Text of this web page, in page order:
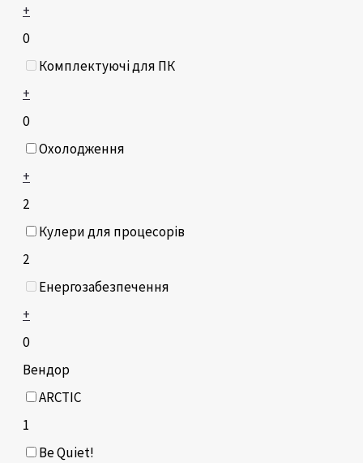
+
0
Комплектуючі для ПК
+
0
Охолодження
+
2
Кулери для процесорів
2
Енергозабезпечення
+
0
Вендор
ARCTIC
1
Be Quiet!